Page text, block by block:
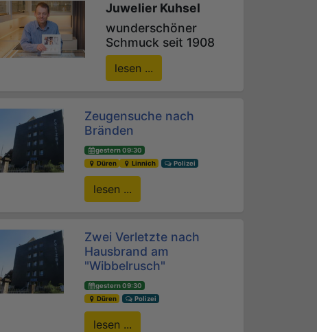
Juwelier Kuhsel
wunderschöner
Schmuck seit 1908
lesen ...
Zeugensuche nach
Bränden
gestern 09:30
Düren
Linnich Polizei
lesen ...
Zwei Verletzte nach
Hausbrand am
"Wibbelrusch"
gestern 09:30
Düren
Polizei
lesen ...